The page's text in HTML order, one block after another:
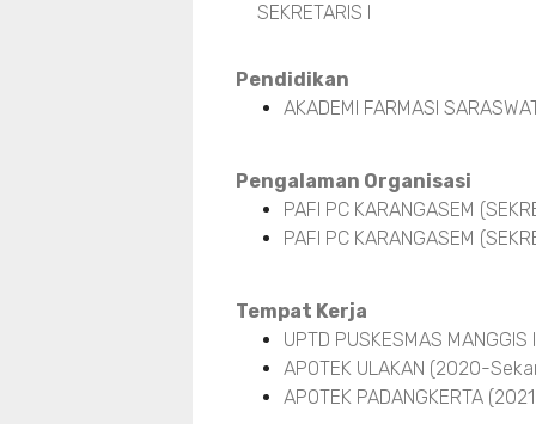
SEKRETARIS I
Pendidikan
AKADEMI FARMASI
Pengalaman Organisasi
PAFI PC KARANGASEM
PAFI PC KARANGASEM
Tempat Kerja
UPTD PUSKESMAS
APOTEK ULAKAN (2020-
APOTEK PADANGKERTA